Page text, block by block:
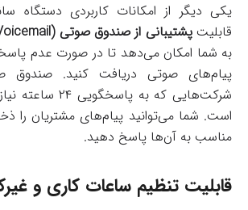
قابلیتپشتیبانی از صندوق صوتی (Voicemail)
به شما امکان می‌دهد تا در صورت عدم
پیام‌های صوتی دریافت کنید. صندوق
شرکت‌هایی که به
است. شما می‌توانید پیام‌های مشتریان را
مناسب به آن‌ها پاسخ دهید.
قابلیت تنظیم ساعات کاری و